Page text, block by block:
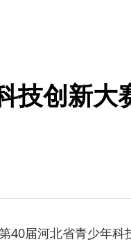
技创新大
40届河北省青少年